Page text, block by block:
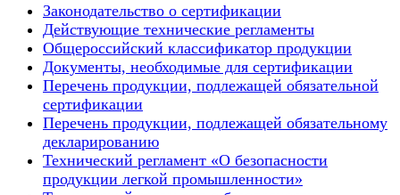
Законодательство о сертификации
Действующие технические регламенты
Общероссийский классификатор продукции
Документы, необходимые для сертификации
Перечень продукции, подлежащей обязательной
сертификации
Перечень продукции, подлежащей обязательному
декларированию
Технический регламент «О безопасности
продукции легкой промышленности»